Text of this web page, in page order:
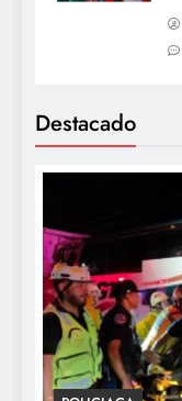
Destacado